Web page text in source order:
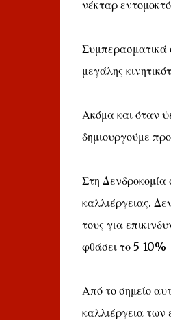
νέκταρ
Συμπερασματικά
μεγάλης
Ακόμα και όταν
δημιουργούμε
Στη
καλλιέργειας.
τους για
φθάσει το 5-10%
Από το σημείο
καλλιέργεια των